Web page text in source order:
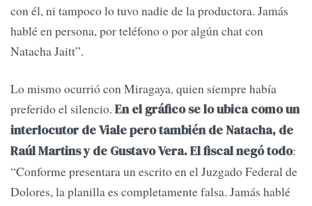
con él, ni tampoco lo tuvo nadie de la productora. Jamás
hablé en persona, por teléfono o por algún chat con
Natacha Jaitt”.
Lo mismo ocurrió con Miragaya, quien siempre había
preferido el silencio. En el gráfico se lo ubica como un
interlocutor de Viale pero también de Natacha, de
Raúl Martins y de Gustavo Vera. El fiscal negó todo:
“Conforme presentara un escrito en el Juzgado Federal de
Dolores, la planilla es completamente falsa. Jamás hablé